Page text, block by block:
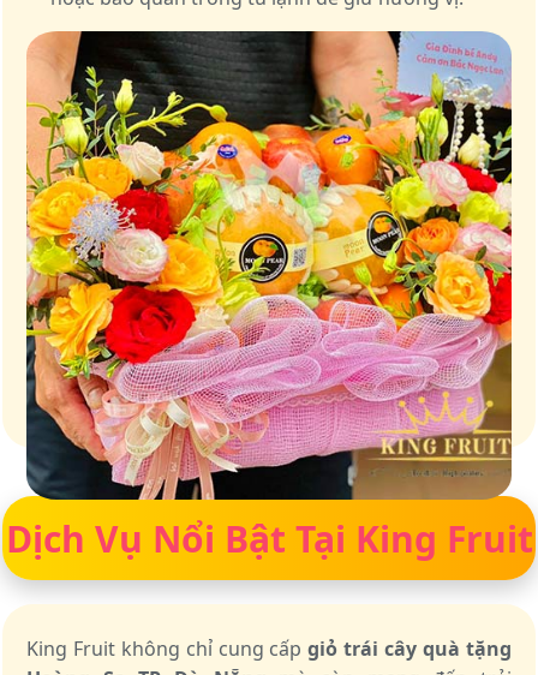
Giữ trọn vị ngọt của thiên nhiên
Dịch Vụ Nổi Bật Tại King Fruit
King Fruit không chỉ cung cấpgiỏ trái cây quà tặng